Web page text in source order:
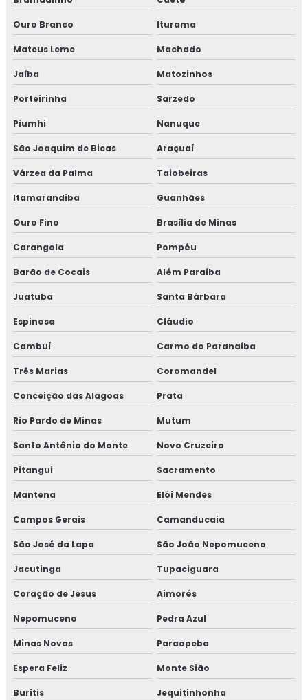
Proteção passiva
Proteção passiva contra incêndio
Proteção passiva de cabos
Proteção passiva estrutura metálica
Proteção passiva para cabos elétricos
Proteção passiva pfp
Revestimento fibra cerâmica
Revestimento térmico
Revestimento térmico para container
Revestimento térmico tubulação
Serviço de isolamento térmico
Serviço de isolamento térmico de dutos
Serviço de isolamento térmico industrial
Serviço de isolamento térmico industrial no rj
Valor isolamento lã de rocha
Isolamento térmico lã de rocha
Empresas de inspeção de pintura
Inspeção de isolamento térmico
Inspeção de pintura
Inspeção de pintura industrial
Ouro Branco Iturama
Mateus Leme Machado
Jaíba Matozinhos
Porteirinha Sarzedo
Piumhi Nanuque
São Joaquim de Bicas Araçuaí
Várzea da Palma Taiobeiras
Itamarandiba Guanhães
Ouro Fino Brasília de Minas
Carangola Pompéu
Barão de Cocais Além Paraíba
Juatuba Santa Bárbara
Espinosa Cláudio
Cambuí Carmo do Paranaíba
Três Marias Coromandel
Conceição das Alagoas Prata
Rio Pardo de Minas Mutum
Santo Antônio do Monte Novo Cruzeiro
Pitangui Sacramento
Mantena Elói Mendes
Campos Gerais Camanducaia
São José da Lapa São João Nepomuceno
Jacutinga Tupaciguara
Coração de Jesus Aimorés
Nepomuceno Pedra Azul
Minas Novas Paraopeba
Espera Feliz Monte Sião
Buritis Jequitinhonha